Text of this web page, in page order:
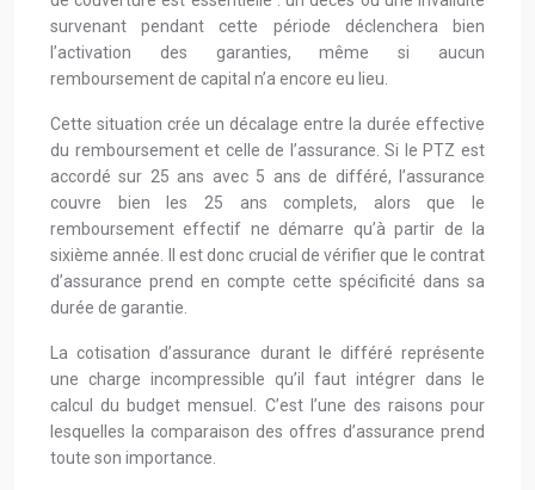
survenant pendant cette période déclenchera bien
l’activation des garanties, même si aucun
remboursement de capital n’a encore eu lieu.
Cette situation crée un décalage entre la durée effective
du remboursement et celle de l’assurance. Si le PTZ est
accordé sur 25 ans avec 5 ans de différé, l’assurance
couvre bien les 25 ans complets, alors que le
remboursement effectif ne démarre qu’à partir de la
sixième année. Il est donc crucial de vérifier que le contrat
d’assurance prend en compte cette spécificité dans sa
durée de garantie.
La cotisation d’assurance durant le différé représente
une charge incompressible qu’il faut intégrer dans le
calcul du budget mensuel. C’est l’une des raisons pour
lesquelles la comparaison des offres d’assurance prend
toute son importance.